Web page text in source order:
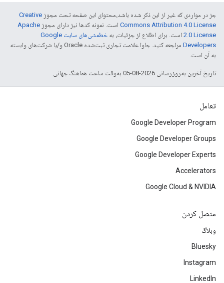
جز در مواردی که غیر از این ذکر شده باشد،‌محتوای این صفحه تحت مجوز Creative
Commons Attribution 4.0 License است. نمونه کدها نیز دارای مجوز Apache
2.0 License است. برای اطلاع از جزئیات، به
خطمشی‌های سایت Google
Developers‏
مراجعه کنید. جاوا علامت تجاری ثبت‌شده Oracle و/یا شرکت‌های وابسته
به آن است.
تاریخ آخرین به‌روزرسانی 2026-08-05 به‌وقت ساعت هماهنگ جهانی.
تعامل
Google Developer Program
Google Developer Groups
Google Developer Experts
Accelerators
Google Cloud & NVIDIA
متصل کردن
وبلاگ
Bluesky
Instagram
LinkedIn